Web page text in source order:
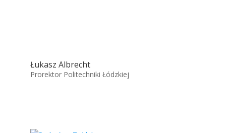
Łukasz Albrecht
Prorektor Politechniki Łódzkiej